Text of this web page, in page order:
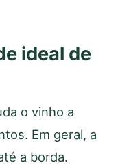
ideal de
o vinho a
Em geral, a
a borda.